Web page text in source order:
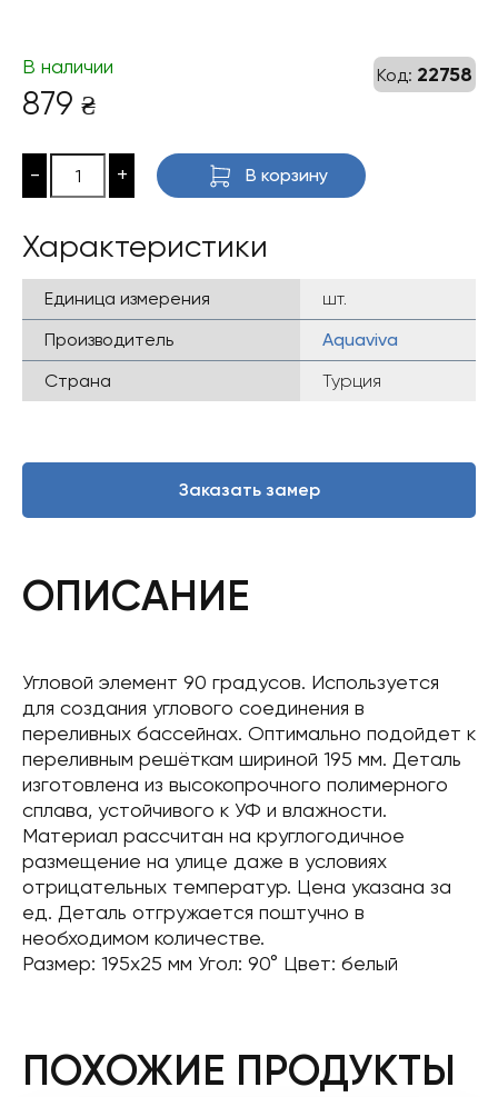
Код: 22758
В наличии
879 ₴
- + В корзину
Характеристики
Единица измерения
шт.
Производитель
Aquaviva
Страна
Турция
Заказать замер
ОПИСАНИЕ
Угловой элемент 90 градусов. Используется
для создания углового соединения в
переливных бассейнах. Оптимально подойдет к
переливным решёткам шириной 195 мм. Деталь
изготовлена ​​из высокопрочного полимерного
сплава, устойчивого к УФ и влажности.
Материал рассчитан на круглогодичное
размещение на улице даже в условиях
отрицательных температур. Цена указана за
ед. Деталь отгружается поштучно в
необходимом количестве.
Размер: 195х25 мм Угол: 90° Цвет: белый
ПОХОЖИЕ ПРОДУКТЫ